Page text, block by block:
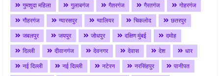
गुमशुदा महिला
गुलाबगंज गैतरगंज गैरतगंज
गोहरगंज
गौहरगंज
ग्यारसपुर ग्वालियर चिकलोद
छतरपुर
जबलपुर
जयपुर जोधपुर दक्षिण मुंबई
दमोह
दिल्ली
दीवानगंज देवनगर देवास देश
धार
नई दिल्ली
नई दिल्ली नटेरन नरसिंहपुर
पानीपत